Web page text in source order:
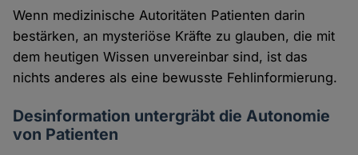
Wenn medizinische Autoritäten Patienten darin
bestärken, an mysteriöse Kräfte zu glauben, die mit
dem heutigen Wissen unvereinbar sind, ist das
nichts anderes als eine bewusste Fehlinformierung.
Desinformation untergräbt die Autonomie
von Patienten